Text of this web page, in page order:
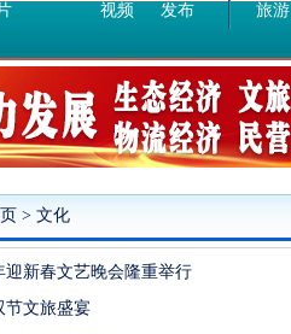
视频 发布
旅游
> 文化
迎新春文艺晚会隆重举行
节文旅盛宴​